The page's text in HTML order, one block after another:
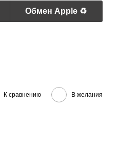
Обмен Apple ♻️
К сравнению В желания